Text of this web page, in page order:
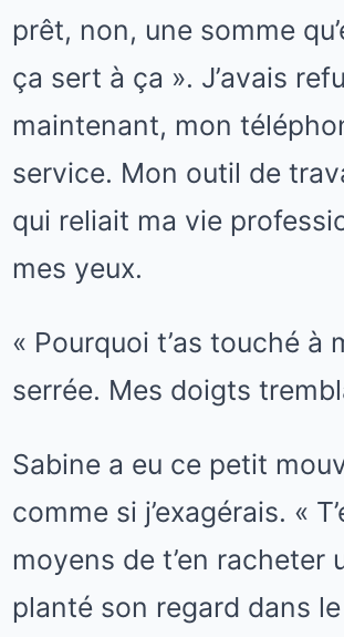
prêt, non, une somme
ça sert à ça ». J’avais
maintenant, mon
service. Mon outil de
qui reliait ma vie
mes yeux.
« Pourquoi t’as touché
serrée. Mes doigts
Sabine a eu ce petit
comme si j’exagérais. «
moyens de t’en racheter
planté son regard dans